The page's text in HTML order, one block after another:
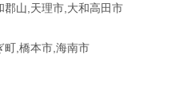
郡山,天理市,大和高田市
,橋本市,海南市